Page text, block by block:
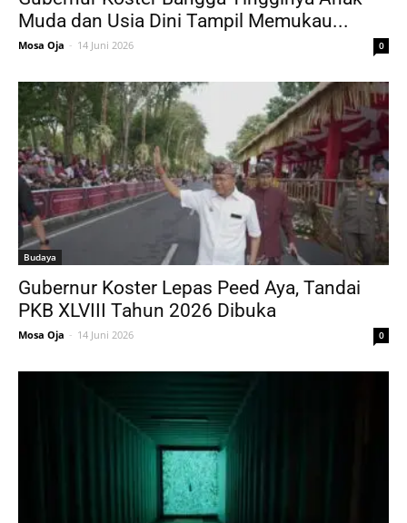
Muda dan Usia Dini Tampil Memukau...
Mosa Oja - 14 Juni 2026 0
Budaya
Gubernur Koster Lepas Peed Aya, Tandai
PKB XLVIII Tahun 2026 Dibuka
Mosa Oja - 14 Juni 2026 0